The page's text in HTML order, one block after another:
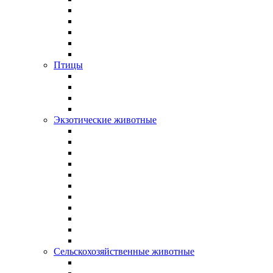
Птицы
Экзотические животные
Сельскохозяйственные животные